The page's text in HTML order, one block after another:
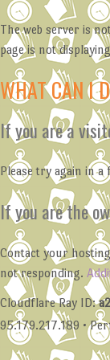
The web server is
page is not
WHAT CAN I
If you are a
Please try again in a
If you are the
Contact your
not responding.
Cloudflare Ray ID:
95.179.217.189 •